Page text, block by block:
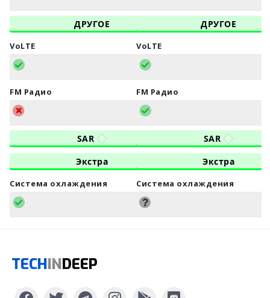
ДРУГОЕ
VoLTE
FM Радио
SAR
Экстра
Система охлаждения
ДРУГОЕ
VoLTE
FM Радио
SAR
Экстра
Система охлаждения
TECHINDEEP